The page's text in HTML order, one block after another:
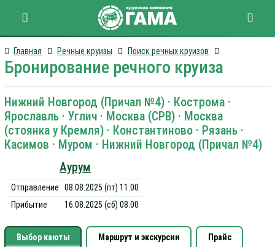
Главная Речные круизы Поиск речных круизов
Бронирование речного круиза
Нижний Новгород (Причал №4) · Кострома ·
Ярославль · Углич · Москва (СРВ) · Москва
(стоянка у Кремля) · Константиново · Рязань ·
Касимов · Муром · Нижний Новгород (Причал №4)
Аурум
Отправление
08.08.2025 (пт) 11:00
Прибытие
16.08.2025 (сб) 08:00
Выбор каюты Маршрут и экскурсии Прайс